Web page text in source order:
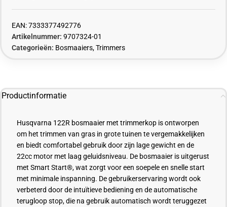
EAN:7333377492776
Artikelnummer: 9707324-01
Categorieën: Bosmaaiers,Trimmers
Productinformatie
Husqvarna 122R bosmaaier met trimmerkop is ontworpen
om het trimmen van gras in grote tuinen te vergemakkelijken
en biedt comfortabel gebruik door zijn lage gewicht en de
22cc motor met laag geluidsniveau. De bosmaaier is uitgerust
met Smart Start®, wat zorgt voor een soepele en snelle start
met minimale inspanning. De gebruikerservaring wordt ook
verbeterd door de intuïtieve bediening en de automatische
terugloop stop, die na gebruik automatisch wordt teruggezet